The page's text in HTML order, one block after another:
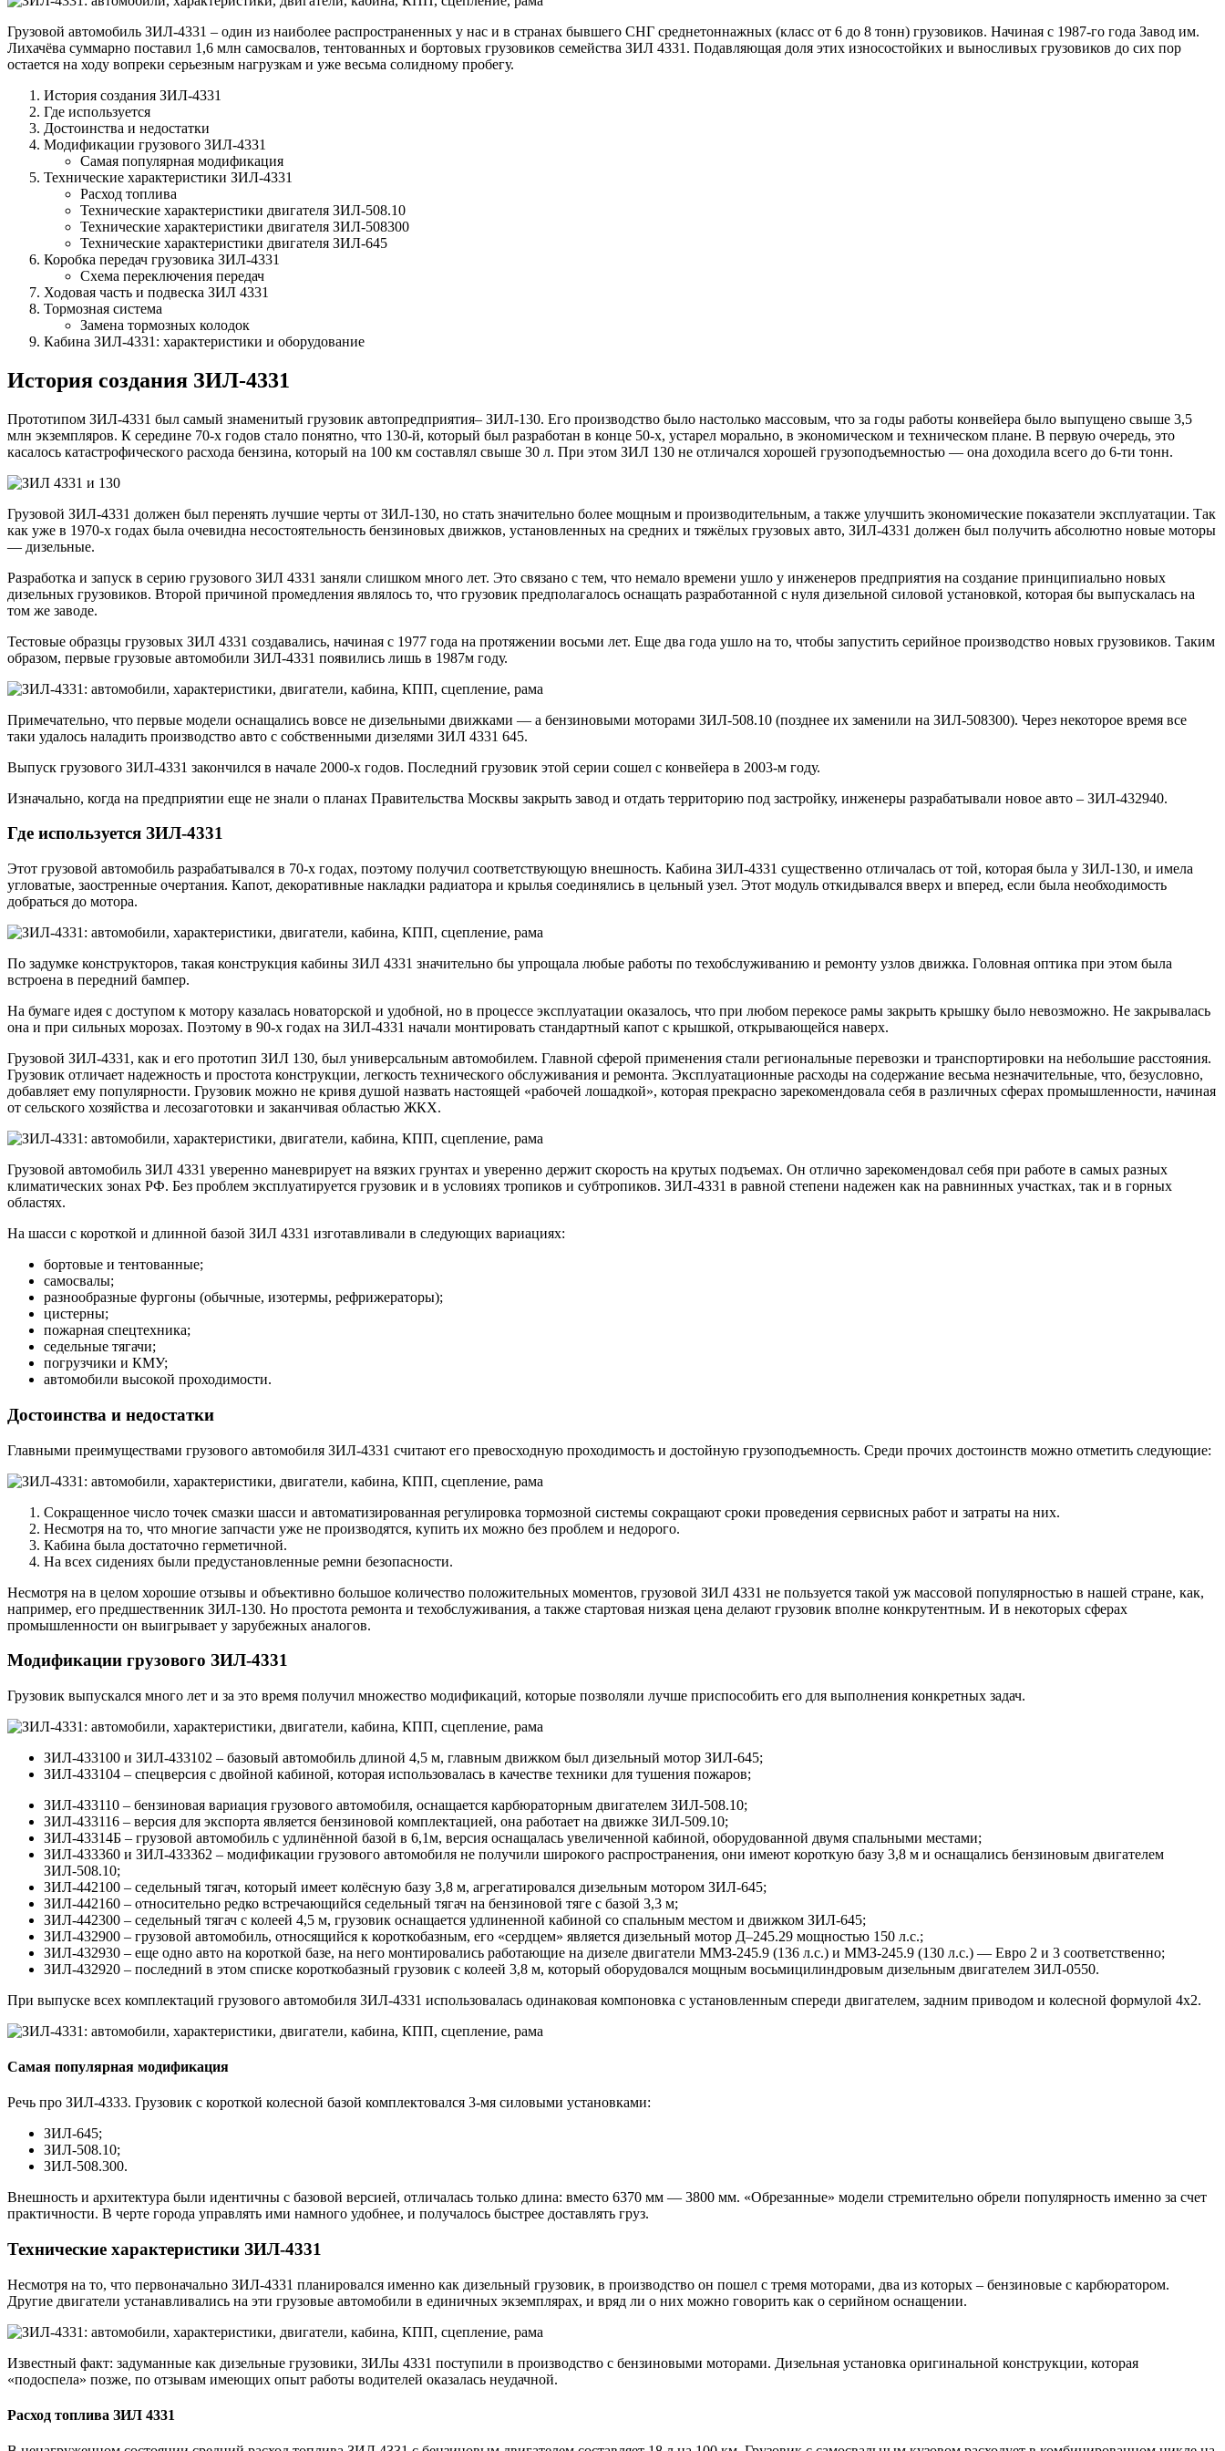
кабина,
КПП,
сцепление,
рама
Грузовой автомобиль ЗИЛ-4331 – один из наиболее распространенных у нас и в странах бывшего СНГ среднетоннажных (класс от 6 до 8 тонн) грузовиков. Начиная с 1987-го года Завод им.
Лихачёва суммарно поставил 1,6 млн самосвалов, тентованных и бортовых грузовиков семейства ЗИЛ 4331. Подавляющая доля этих износостойких и выносливых грузовиков до сих пор
остается на ходу вопреки серьезным нагрузкам и уже весьма солидному пробегу.
История создания ЗИЛ-4331
Где используется
Достоинства и недостатки
Модификации грузового ЗИЛ-4331
Самая популярная модификация
Технические характеристики ЗИЛ-4331
Расход топлива
Технические характеристики двигателя ЗИЛ-508.10
Технические характеристики двигателя ЗИЛ-508300
Технические характеристики двигателя ЗИЛ-645
Коробка передач грузовика ЗИЛ-4331
Схема переключения передач
Ходовая часть и подвеска ЗИЛ 4331
Тормозная система
Замена тормозных колодок
Кабина ЗИЛ-4331: характеристики и оборудование
История создания ЗИЛ-4331
Прототипом ЗИЛ-4331 был самый знаменитый грузовик автопредприятия– ЗИЛ-130. Его производство было настолько массовым, что за годы работы конвейера было выпущено свыше 3,5
млн экземпляров. К середине 70-х годов стало понятно, что 130-й, который был разработан в конце 50-х, устарел морально, в экономическом и техническом плане. В первую очередь, это
касалось катастрофического расхода бензина, который на 100 км составлял свыше 30 л. При этом ЗИЛ 130 не отличался хорошей грузоподъемностью — она доходила всего до 6-ти тонн.
Грузовой ЗИЛ-4331 должен был перенять лучшие черты от ЗИЛ-130, но стать значительно более мощным и производительным, а также улучшить экономические показатели эксплуатации. Так
как уже в 1970-х годах была очевидна несостоятельность бензиновых движков, установленных на средних и тяжёлых грузовых авто, ЗИЛ-4331 должен был получить абсолютно новые моторы
— дизельные.
Разработка и запуск в серию грузового ЗИЛ 4331 заняли слишком много лет. Это связано с тем, что немало времени ушло у инженеров предприятия на создание принципиально новых
дизельных грузовиков. Второй причиной промедления являлось то, что грузовик предполагалось оснащать разработанной с нуля дизельной силовой установкой, которая бы выпускалась на
том же заводе.
Тестовые образцы грузовых ЗИЛ 4331 создавались, начиная с 1977 года на протяжении восьми лет. Еще два года ушло на то, чтобы запустить серийное производство новых грузовиков. Таким
образом, первые грузовые автомобили ЗИЛ-4331 появились лишь в 1987м году.
Примечательно, что первые модели оснащались вовсе не дизельными движками — а бензиновыми моторами ЗИЛ-508.10 (позднее их заменили на ЗИЛ-508300). Через некоторое время все
таки удалось наладить производство авто с собственными дизелями ЗИЛ 4331 645.
Выпуск грузового ЗИЛ-4331 закончился в начале 2000-х годов. Последний грузовик этой серии сошел с конвейера в 2003-м году.
Изначально, когда на предприятии еще не знали о планах Правительства Москвы закрыть завод и отдать территорию под застройку, инженеры разрабатывали новое авто – ЗИЛ-432940.
Где используется ЗИЛ-4331
Этот грузовой автомобиль разрабатывался в 70-х годах, поэтому получил соответствующую внешность. Кабина ЗИЛ-4331 существенно отличалась от той, которая была у ЗИЛ-130, и имела
угловатые, заостренные очертания. Капот, декоративные накладки радиатора и крылья соединялись в цельный узел. Этот модуль откидывался вверх и вперед, если была необходимость
добраться до мотора.
По задумке конструкторов, такая конструкция кабины ЗИЛ 4331 значительно бы упрощала любые работы по техобслуживанию и ремонту узлов движка. Головная оптика при этом была
встроена в передний бампер.
На бумаге идея с доступом к мотору казалась новаторской и удобной, но в процессе эксплуатации оказалось, что при любом перекосе рамы закрыть крышку было невозможно. Не закрывалась
она и при сильных морозах. Поэтому в 90-х годах на ЗИЛ-4331 начали монтировать стандартный капот с крышкой, открывающейся наверх.
Грузовой ЗИЛ-4331, как и его прототип ЗИЛ 130, был универсальным автомобилем. Главной сферой применения стали региональные перевозки и транспортировки на небольшие расстояния.
Грузовик отличает надежность и простота конструкции, легкость технического обслуживания и ремонта. Эксплуатационные расходы на содержание весьма незначительные, что, безусловно,
добавляет ему популярности. Грузовик можно не кривя душой назвать настоящей «рабочей лошадкой», которая прекрасно зарекомендовала себя в различных сферах промышленности, начиная
от сельского хозяйства и лесозаготовки и заканчивая областью ЖКХ.
Грузовой автомобиль ЗИЛ 4331 уверенно маневрирует на вязких грунтах и уверенно держит скорость на крутых подъемах. Он отлично зарекомендовал себя при работе в самых разных
климатических зонах РФ. Без проблем эксплуатируется грузовик и в условиях тропиков и субтропиков. ЗИЛ-4331 в равной степени надежен как на равнинных участках, так и в горных
областях.
На шасси с короткой и длинной базой ЗИЛ 4331 изготавливали в следующих вариациях:
бортовые и тентованные;
самосвалы;
разнообразные фургоны (обычные, изотермы, рефрижераторы);
цистерны;
пожарная спецтехника;
седельные тягачи;
погрузчики и КМУ;
автомобили высокой проходимости.
Достоинства и недостатки
Главными преимуществами грузового автомобиля ЗИЛ-4331 считают его превосходную проходимость и достойную грузоподъемность. Среди прочих достоинств можно отметить следующие:
Сокращенное число точек смазки шасси и автоматизированная регулировка тормозной системы сокращают сроки проведения сервисных работ и затраты на них.
Несмотря на то, что многие запчасти уже не производятся, купить их можно без проблем и недорого.
Кабина была достаточно герметичной.
На всех сидениях были предустановленные ремни безопасности.
Несмотря на в целом хорошие отзывы и объективно большое количество положительных моментов, грузовой ЗИЛ 4331 не пользуется такой уж массовой популярностью в нашей стране, как,
например, его предшественник ЗИЛ-130. Но простота ремонта и техобслуживания, а также стартовая низкая цена делают грузовик вполне конкрутентным. И в некоторых сферах
промышленности он выигрывает у зарубежных аналогов.
Модификации грузового ЗИЛ-4331
Грузовик выпускался много лет и за это время получил множество модификаций, которые позволяли лучше приспособить его для выполнения конкретных задач.
ЗИЛ-433100 и ЗИЛ-433102 – базовый автомобиль длиной 4,5 м, главным движком был дизельный мотор ЗИЛ-645;
ЗИЛ-433104 – спецверсия с двойной кабиной, которая использовалась в качестве техники для тушения пожаров;
ЗИЛ-433110 – бензиновая вариация грузового автомобиля, оснащается карбюраторным двигателем ЗИЛ-508.10;
ЗИЛ-433116 – версия для экспорта является бензиновой комплектацией, она работает на движке ЗИЛ-509.10;
ЗИЛ-43314Б – грузовой автомобиль с удлинённой базой в 6,1м, версия оснащалась увеличенной кабиной, оборудованной двумя спальными местами;
ЗИЛ-433360 и ЗИЛ-433362 – модификации грузового автомобиля не получили широкого распространения, они имеют короткую базу 3,8 м и оснащались бензиновым двигателем
ЗИЛ-508.10;
ЗИЛ-442100 – седельный тягач, который имеет колёсную базу 3,8 м, агрегатировался дизельным мотором ЗИЛ-645;
ЗИЛ-442160 – относительно редко встречающийся седельный тягач на бензиновой тяге с базой 3,3 м;
ЗИЛ-442300 – седельный тягач с колеей 4,5 м, грузовик оснащается удлиненной кабиной со спальным местом и движком ЗИЛ-645;
ЗИЛ-432900 – грузовой автомобиль, относящийся к короткобазным, его «сердцем» является дизельный мотор Д–245.29 мощностью 150 л.с.;
ЗИЛ-432930 – еще одно авто на короткой базе, на него монтировались работающие на дизеле двигатели ММЗ-245.9 (136 л.с.) и ММЗ-245.9 (130 л.с.) — Евро 2 и 3 соответственно;
ЗИЛ-432920 – последний в этом списке короткобазный грузовик с колеей 3,8 м, который оборудовался мощным восьмицилиндровым дизельным двигателем ЗИЛ-0550.
При выпуске всех комплектаций грузового автомобиля ЗИЛ-4331 использовалась одинаковая компоновка с установленным спереди двигателем, задним приводом и колесной формулой 4х2.
Самая популярная модификация
Речь про ЗИЛ-4333. Грузовик с короткой колесной базой комплектовался 3-мя силовыми установками:
ЗИЛ-645;
ЗИЛ-508.10;
ЗИЛ-508.300.
Внешность и архитектура были идентичны с базовой версией, отличалась только длина: вместо 6370 мм — 3800 мм. «Обрезанные» модели стремительно обрели популярность именно за счет
практичности. В черте города управлять ими намного удобнее, и получалось быстрее доставлять груз.
Технические характеристики ЗИЛ-4331
Несмотря на то, что первоначально ЗИЛ-4331 планировался именно как дизельный грузовик, в производство он пошел с тремя моторами, два из которых – бензиновые с карбюратором.
Другие двигатели устанавливались на эти грузовые автомобили в единичных экземплярах, и вряд ли о них можно говорить как о серийном оснащении.
Известный факт: задуманные как дизельные грузовики, ЗИЛы 4331 поступили в производство с бензиновыми моторами. Дизельная установка оригинальной конструкции, которая
«подоспела» позже, по отзывам имеющих опыт работы водителей оказалась неудачной.
Расход топлива ЗИЛ 4331